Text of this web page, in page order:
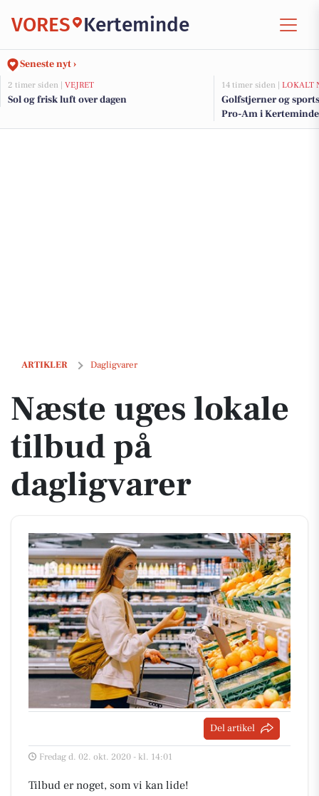
VORES Kerteminde
Seneste nyt ›
2 timer siden | VEJRET
Sol og frisk luft over dagen
14 timer siden | LOKALT
Golfstjerner og
Pro-Am i Kerteminde
ARTIKLER Dagligvarer
Næste uges lokale tilbud på dagligvarer
Næste uges lokale
tilbud på
dagligvarer
Del artikel
Fredag d. 02. okt. 2020 - kl. 14:01
Tilbud er noget, som vi kan lide!